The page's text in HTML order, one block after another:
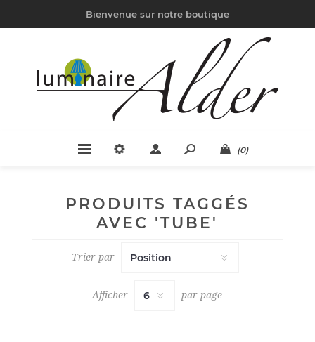
Bienvenue sur notre boutique
(0)
PRODUITS TAGGÉS
AVEC 'TUBE'
Trier par
Afficher par page